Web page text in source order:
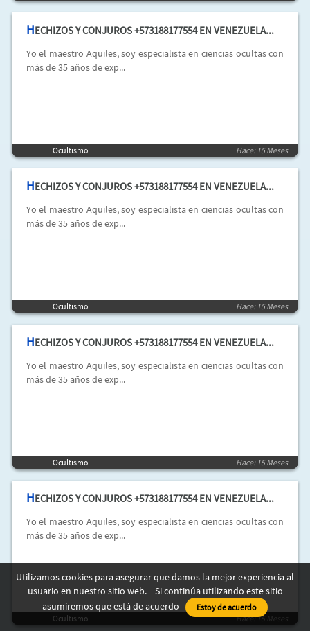
HECHIZOS Y CONJUROS +573188177554 EN VENEZUELA...
Yo el maestro Aquiles, soy especialista en ciencias ocultas con
más de 35 años de exp...
Ocultismo Hace: 15 Meses
HECHIZOS Y CONJUROS +573188177554 EN VENEZUELA...
Yo el maestro Aquiles, soy especialista en ciencias ocultas con
más de 35 años de exp...
Ocultismo Hace: 15 Meses
HECHIZOS Y CONJUROS +573188177554 EN VENEZUELA...
Yo el maestro Aquiles, soy especialista en ciencias ocultas con
más de 35 años de exp...
Ocultismo Hace: 15 Meses
HECHIZOS Y CONJUROS +573188177554 EN VENEZUELA...
Yo el maestro Aquiles, soy especialista en ciencias ocultas con
más de 35 años de exp...
Ocultismo Hace: 15 Meses
Utilizamos cookies para asegurar que damos la mejor experiencia al
usuario en nuestro sitio web. Si continúa utilizando este sitio
asumiremos que está de acuerdo
Estoy de acuerdo